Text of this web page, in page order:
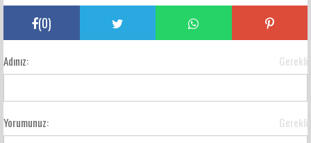
(0)
Adınız: Gerekli
Yorumunuz: Gerekli